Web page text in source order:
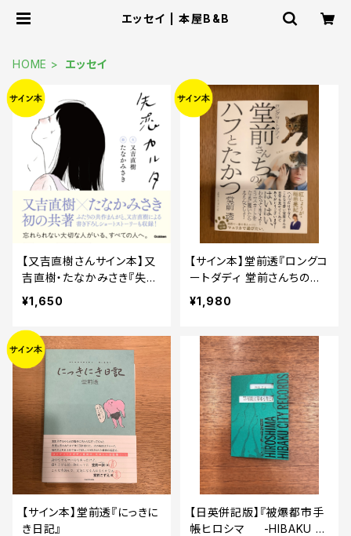
エッセイ | 本屋B&B
HOME エッセイ
【又吉直樹さんサイン本】又
吉直樹・たなかみさき『失恋
カルタ』
¥1,650
【サイン本】堂前透『ロングコ
ートダディ 堂前さんちのハ
フとたかつ』
¥1,980
【サイン本】堂前透『にっきに
き日記』
【日英併記版】『被爆都市手
帳ヒロシマ -HIBAKU CI